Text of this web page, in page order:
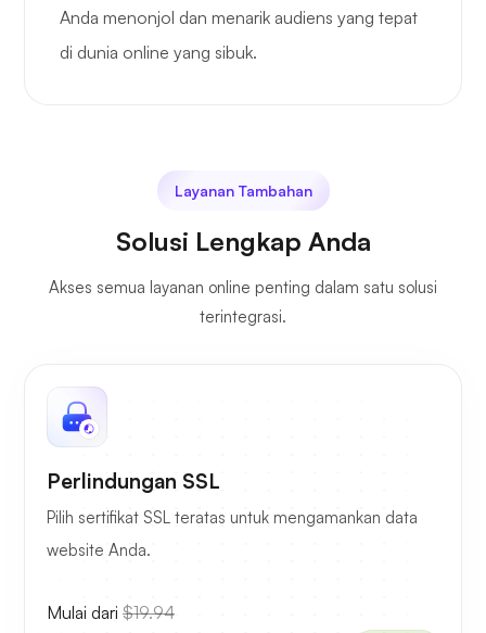
Anda menonjol dan menarik audiens yang tepat
di dunia online yang sibuk.
Layanan Tambahan
Solusi Lengkap Anda
Akses semua layanan online penting dalam satu solusi
terintegrasi.
Perlindungan SSL
Pilih sertifikat SSL teratas untuk mengamankan data
website Anda.
Mulai dari $19.94